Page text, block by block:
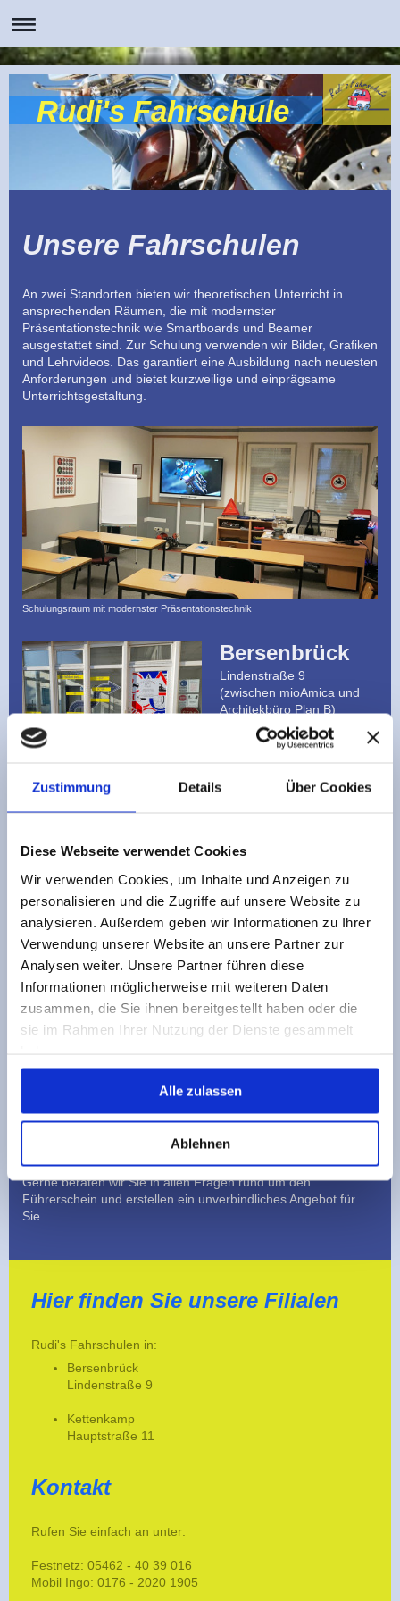
Zustimmung Details Über Cookies
Diese Webseite verwendet Cookies
Wir verwenden Cookies, um Inhalte und Anzeigen zu
personalisieren und die Zugriffe auf unsere Website zu
analysieren. Außerdem geben wir Informationen zu Ihrer
Verwendung unserer Website an unsere Partner zur
Analysen weiter. Unsere Partner führen diese
Informationen möglicherweise mit weiteren Daten
zusammen, die Sie ihnen bereitgestellt haben oder die
sie im Rahmen Ihrer Nutzung der Dienste gesammelt
Alle zulassen
Ablehnen
Rudi's Fahrschule
Unsere Fahrschulen
An zwei Standorten bieten wir theoretischen Unterricht in
ansprechenden Räumen, die mit modernster
Präsentationstechnik wie Smartboards und Beamer
ausgestattet sind. Zur Schulung verwenden wir Bilder, Grafiken
und Lehrvideos. Das garantiert eine Ausbildung nach neuesten
Anforderungen und bietet kurzweilige und einprägsame
Unterrichtsgestaltung.
Schulungsraum mit modernster Präsentationstechnik
Rudi's Fahrschule in Bersenbrück
Bersenbrück
Lindenstraße 9
(zwischen mioAmica und
Architekbüro Plan B)
Anmeldung und
Montags 19:45 - 21:15
Uhr
Donnerstags 18:00 - 19:30 Uhr
Kettenkamp
Hauptstraße 11
Kettenkamp)
Anmeldung und
theoretischer Unterricht
19:30 Uhr
Donnerstags 19:45 -
Rufen Sie uns an oder kommen Sie einfach zu einer unserer
Fahrschul-Filialen (Öffnungszeiten siehe oben). Überzeugen
Gerne beraten wir Sie in allen Fragen rund um den
Führerschein und erstellen ein unverbindliches Angebot für
Sie.
Hier finden Sie unsere Filialen
Rudi's Fahrschulen in:
Bersenbrück
Lindenstraße 9
Kettenkamp
Hauptstraße 11
Kontakt
Rufen Sie einfach an unter:
Festnetz: 05462 - 40 39 016
Mobil Ingo: 0176 - 2020 1905